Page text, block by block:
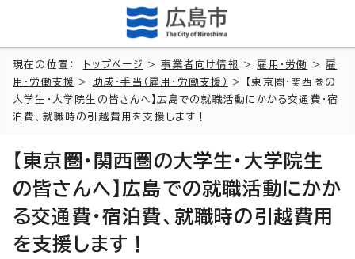
現在の位置： トップページ >事業者向け情報 > 雇用・労働 > 雇
用・労働支援
> 助成・手当（雇用・労働支援）
> 【東京圏・関西圏の
大学生・大学院生の皆さんへ】広島での就職活動にかかる交通費・宿
泊費、就職時の引越費用を支援します！
【東京圏・関西圏の大学生・大学院生
の皆さんへ】広島での就職活動にかか
る交通費・宿泊費、就職時の引越費用
を支援します！